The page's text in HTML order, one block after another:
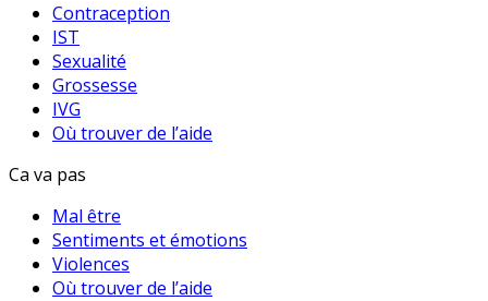
Contraception
IST
Sexualité
Grossesse
IVG
Où trouver de l’aide
Ca va pas
Mal être
Sentiments et émotions
Violences
Où trouver de l’aide